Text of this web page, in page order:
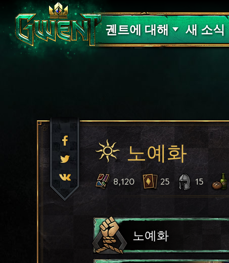
궨트에 대해
고객 지원
새 소식
노예화
8,120 25 15
노예화